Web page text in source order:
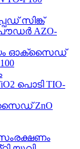
സിങ്ക്
AZO-
ഓക്സൈഡ്
പൊടി TIO-
ZnO